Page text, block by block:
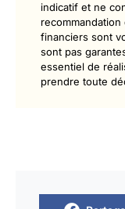
indicatif et ne
recommandation
financiers sont
sont pas
essentiel de
prendre toute